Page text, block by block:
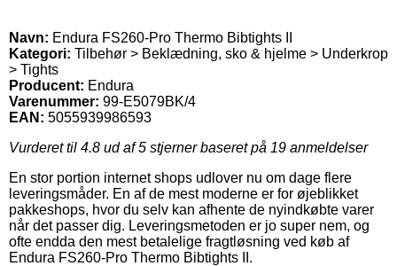
Navn: Endura FS260-Pro Thermo Bibtights II
Kategori: Tilbehør > Beklædning, sko & hjelme > Underkrop
> Tights
Producent: Endura
Varenummer: 99-E5079BK/4
EAN: 5055939986593
Vurderet til 4.8 ud af 5 stjerner baseret på 19 anmeldelser
En stor portion internet shops udlover nu om dage flere
leveringsmåder. En af de mest moderne er for øjeblikket
pakkeshops, hvor du selv kan afhente de nyindkøbte varer
når det passer dig. Leveringsmetoden er jo super nem, og
ofte endda den mest betalelige fragtløsning ved køb af
Endura FS260-Pro Thermo Bibtights II.